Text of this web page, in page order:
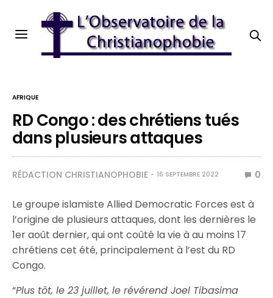
AFRIQUE
RD Congo : des chrétiens tués
dans plusieurs attaques
RÉDACTION CHRISTIANOPHOBIE 16 SEPTEMBRE 2022 0
Le groupe islamiste Allied Democratic Forces est à
l’origine de plusieurs attaques, dont les dernières le
1er août dernier, qui ont coûté la vie à au moins 17
chrétiens cet été, principalement à l’est du RD
Congo.
“Plus tôt, le 23 juillet, le révérend Joel Tibasima